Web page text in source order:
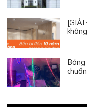
Hoàng
098 192
Phương
0911 35